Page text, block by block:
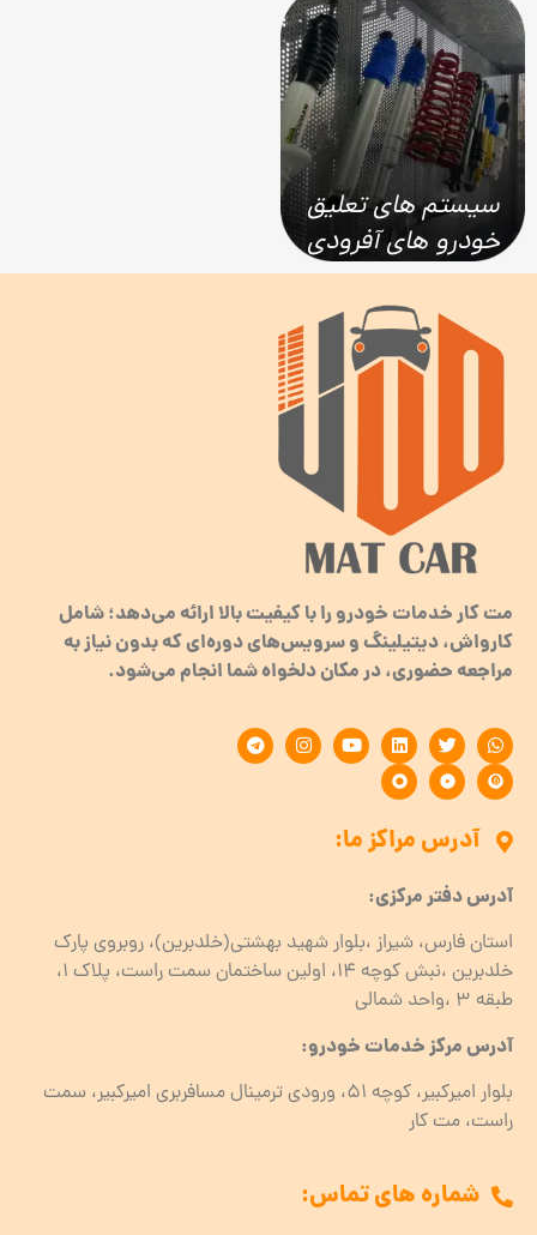
سیستم های تعلیق
خودرو های آفرودی
مت کار خدمات خودرو را با کیفیت بالا ارائه می‌دهد؛ شامل
کارواش، دیتیلینگ و سرویس‌های دوره‌ای که بدون نیاز به
مراجعه حضوری، در مکان دلخواه شما انجام می‌شود.
آدرس مراکز ما:
آدرس دفتر مرکزی:
استان فارس، شیراز ،بلوار شهید بهشتی(خلدبرین)، روبروی پارک
خلدبرین ،نبش کوچه ۱۴، اولین ساختمان سمت راست، پلاک 1،
طبقه ۳ ،واحد شمالی
آدرس مرکز خدمات خودرو:
بلوار امیرکبیر، کوچه 51، ورودی ترمینال مسافربری امیرکبیر، سمت
راست، مت کار
شماره های تماس: